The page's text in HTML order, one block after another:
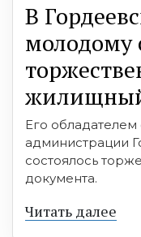
В
молодому
Его
администрации
состоялось
документа.
Читать далее